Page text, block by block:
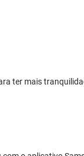
ter mais